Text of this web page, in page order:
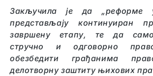
Закључила је да „реформе
представљају континуиран
завршену етапу, те да само
стручно и одговорно
обезбедити грађанима
делотворну заштиту њихових